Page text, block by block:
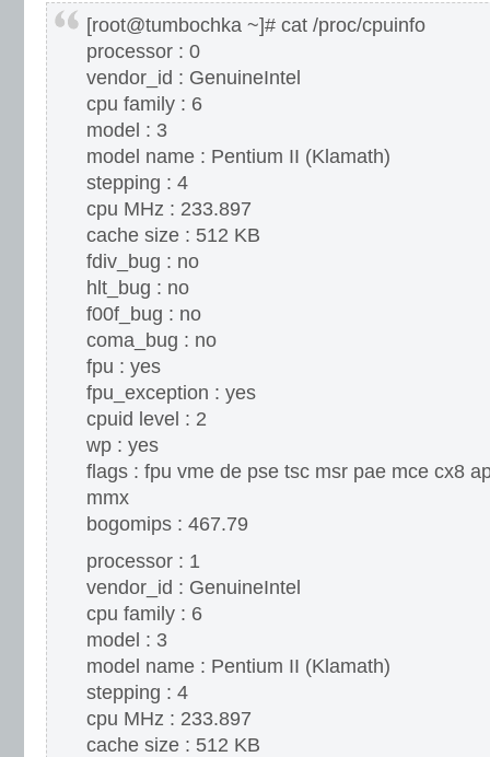
[root@tumbochka ~]# cat /proc/cpuinfo
processor : 0
vendor_id : GenuineIntel
cpu family : 6
model : 3
model name : Pentium II (Klamath)
stepping : 4
cpu MHz : 233.897
cache size : 512 KB
fdiv_bug : no
hlt_bug : no
f00f_bug : no
coma_bug : no
fpu : yes
fpu_exception : yes
cpuid level : 2
wp : yes
flags : fpu vme de pse tsc msr pae mce cx8
mmx
bogomips : 467.79
processor : 1
vendor_id : GenuineIntel
cpu family : 6
model : 3
model name : Pentium II (Klamath)
stepping : 4
cpu MHz : 233.897
cache size : 512 KB